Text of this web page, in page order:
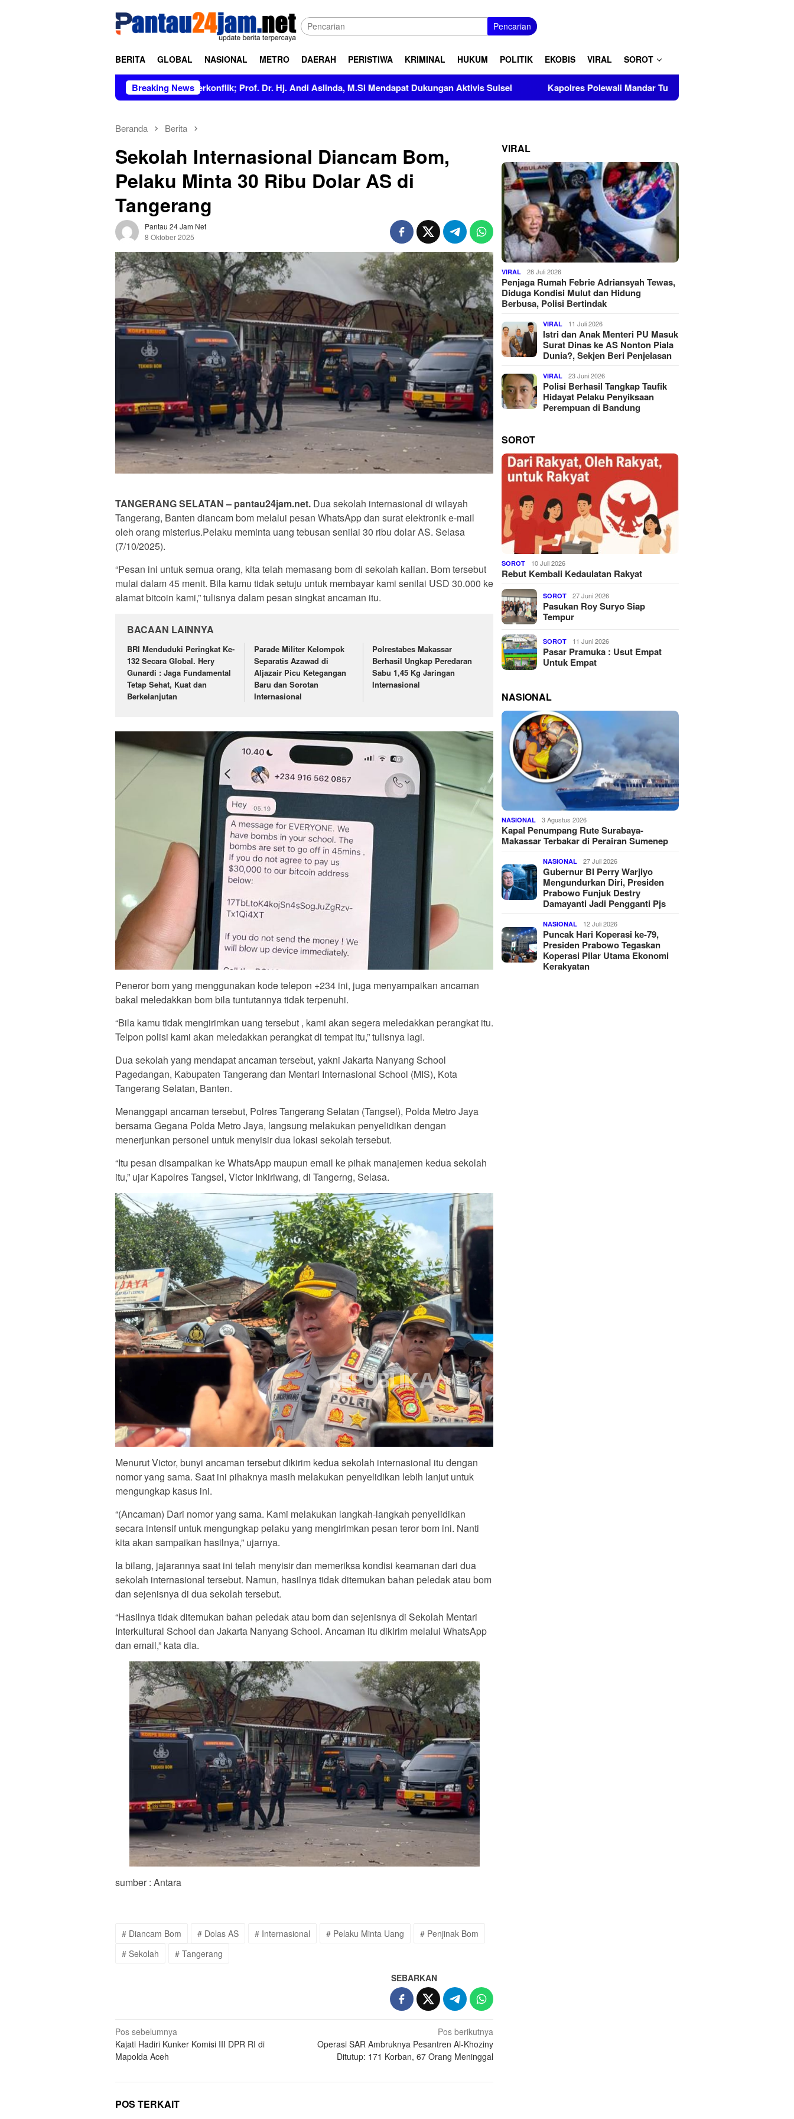
Pencarian
BERITA GLOBAL NASIONAL METRO DAERAH PERISTIWA KRIMINAL HUKUM POLITIK EKOBIS VIRAL SOROT
Breaking News
dan Tidak Berkonflik; Prof. Dr. Hj. Andi Aslinda, M.Si Mendapat Dukungan Aktivis Sulsel Kapolres Polewali Mandar Turut Musnahkan Barang Bukti Perkara Inkrah di Kantor
Beranda Berita
Sekolah Internasional Diancam Bom,
Pelaku Minta 30 Ribu Dolar AS di
Tangerang
Pantau 24 Jam Net
8 Oktober 2025
TANGERANG SELATAN – pantau24jam.net. Dua sekolah internasional di wilayah
Tangerang, Banten diancam bom melalui pesan WhatsApp dan surat elektronik e-mail
oleh orang misterius.Pelaku meminta uang tebusan senilai 30 ribu dolar AS. Selasa
(7/10/2025).
“Pesan ini untuk semua orang, kita telah memasang bom di sekolah kalian. Bom tersebut
mulai dalam 45 menit. Bila kamu tidak setuju untuk membayar kami senilai USD 30.000 ke
alamat bitcoin kami,” tulisnya dalam pesan singkat ancaman itu.
BACAAN LAINNYA
BRI Menduduki Peringkat Ke-
132 Secara Global. Hery
Gunardi : Jaga Fundamental
Tetap Sehat, Kuat dan
Berkelanjutan
Parade Militer Kelompok
Separatis Azawad di
Aljazair Picu Ketegangan
Baru dan Sorotan
Internasional
Polrestabes Makassar
Berhasil Ungkap Peredaran
Sabu 1,45 Kg Jaringan
Internasional
Peneror bom yang menggunakan kode telepon +234 ini, juga menyampaikan ancaman
bakal meledakkan bom bila tuntutannya tidak terpenuhi.
“Bila kamu tidak mengirimkan uang tersebut , kami akan segera meledakkan perangkat itu.
Telpon polisi kami akan meledakkan perangkat di tempat itu,” tulisnya lagi.
Dua sekolah yang mendapat ancaman tersebut, yakni Jakarta Nanyang School
Pagedangan, Kabupaten Tangerang dan Mentari Internasional School (MIS), Kota
Tangerang Selatan, Banten.
Menanggapi ancaman tersebut, Polres Tangerang Selatan (Tangsel), Polda Metro Jaya
bersama Gegana Polda Metro Jaya, langsung melakukan penyelidikan dengan
menerjunkan personel untuk menyisir dua lokasi sekolah tersebut.
“Itu pesan disampaikan ke WhatsApp maupun email ke pihak manajemen kedua sekolah
itu,” ujar Kapolres Tangsel, Victor Inkiriwang, di Tangerng, Selasa.
Menurut Victor, bunyi ancaman tersebut dikirim kedua sekolah internasional itu dengan
nomor yang sama. Saat ini pihaknya masih melakukan penyelidikan lebih lanjut untuk
mengungkap kasus ini.
“(Ancaman) Dari nomor yang sama. Kami melakukan langkah-langkah penyelidikan
secara intensif untuk mengungkap pelaku yang mengirimkan pesan teror bom ini. Nanti
kita akan sampaikan hasilnya,” ujarnya.
Ia bilang, jajarannya saat ini telah menyisir dan memeriksa kondisi keamanan dari dua
sekolah internasional tersebut. Namun, hasilnya tidak ditemukan bahan peledak atau bom
dan sejenisnya di dua sekolah tersebut.
“Hasilnya tidak ditemukan bahan peledak atau bom dan sejenisnya di Sekolah Mentari
Interkultural School dan Jakarta Nanyang School. Ancaman itu dikirim melalui WhatsApp
dan email,” kata dia.
sumber : Antara
# Diancam Bom # Dolas AS # Internasional # Pelaku Minta Uang
# Penjinak Bom
# Sekolah
# Tangerang
SEBARKAN
Navigasi
pos
Pos sebelumnya
Kajati Hadiri Kunker Komisi III DPR RI di
Mapolda Aceh
Pos berikutnya
Operasi SAR Ambruknya Pesantren Al-Khoziny
Ditutup: 171 Korban, 67 Orang Meninggal
POS TERKAIT
VIRAL
VIRAL 28 Juli 2026
Penjaga Rumah Febrie Adriansyah Tewas,
Diduga Kondisi Mulut dan Hidung
Berbusa, Polisi Bertindak
VIRAL 11 Juli 2026
Istri dan Anak Menteri PU Masuk
Surat Dinas ke AS Nonton Piala
Dunia?, Sekjen Beri Penjelasan
VIRAL 23 Juni 2026
Polisi Berhasil Tangkap Taufik
Hidayat Pelaku Penyiksaan
Perempuan di Bandung
SOROT
SOROT 10 Juli 2026
Rebut Kembali Kedaulatan Rakyat
SOROT 27 Juni 2026
Pasukan Roy Suryo Siap
Tempur
SOROT 11 Juni 2026
Pasar Pramuka : Usut Empat
Untuk Empat
NASIONAL
NASIONAL 3 Agustus 2026
Kapal Penumpang Rute Surabaya-
Makassar Terbakar di Perairan Sumenep
NASIONAL 27 Juli 2026
Gubernur BI Perry Warjiyo
Mengundurkan Diri, Presiden
Prabowo Funjuk Destry
Damayanti Jadi Pengganti Pjs
NASIONAL 12 Juli 2026
Puncak Hari Koperasi ke-79,
Presiden Prabowo Tegaskan
Koperasi Pilar Utama Ekonomi
Kerakyatan